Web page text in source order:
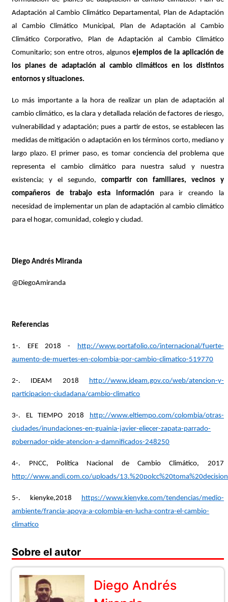
Adaptación al Cambio Climático Departamental, Plan de Adaptación
al Cambio Climático Municipal, Plan de Adaptación al Cambio
Climático Corporativo, Plan de Adaptación al Cambio Climático
Comunitario; son entre otros, algunosejemplos de la aplicación de
los planes de adaptación al cambio climáticos en los distintos
entornos y situaciones.
Lo más importante a la hora de realizar un plan de adaptación al
cambio climático, es la clara y detallada relación de factores de riesgo,
vulnerabilidad y adaptación; pues a partir de estos, se establecen las
medidas de mitigación o adaptación en los términos corto, mediano y
largo plazo. El primer paso, es tomar conciencia del problema que
representa el cambio climático para nuestra salud y nuestra
existencia; y el segundo, compartir con familiares, vecinos y
compañeros de trabajo esta información para ir creando la
necesidad de implementar un plan de adaptación al cambio climático
para el hogar, comunidad, colegio y ciudad.
Diego Andrés Miranda
@DiegoAmiranda
Referencias
1-. EFE 2018 -
http://www.portafolio.co/internacional/fuerte-
aumento-de-muertes-en-colombia-por-cambio-climatico-519770
2-. IDEAM 2018
http://www.ideam.gov.co/web/atencion-y-
participacion-ciudadana/cambio-climatico
3-. EL TIEMPO 2018
http://www.eltiempo.com/colombia/otras-
ciudades/inundaciones-en-guainia-javier-eliecer-zapata-parrado-
gobernador-pide-atencion-a-damnificados-248250
4-. PNCC, Política Nacional de Cambio Climático, 2017
http://www.andi.com.co/uploads/
5-. kienyke,2018
https://www.kienyke.com/tendencias/medio-
ambiente/francia-apoya-a-colombia-en-lucha-contra-el-cambio-
climatico
Sobre el autor
Diego Andrés